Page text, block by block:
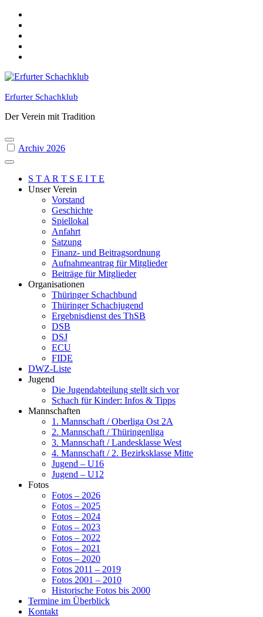
Skip
content
Erfurter Schachklub
Der Verein mit Tradition
Archiv 2026
S T A R T S E I T E
Unser Verein
Vorstand
Geschichte
Spiellokal
Anfahrt
Satzung
Finanz- und Beitragsordnung
Aufnahmeantrag für Mitglieder
Beiträge für Mitglieder
Organisationen
Thüringer Schachbund
Thüringer Schachjugend
Ergebnisdienst des ThSB
DSB
DSJ
ECU
FIDE
DWZ-Liste
Jugend
Die Jugendabteilung stellt sich vor
Schach für Kinder: Infos & Tipps
Mannschaften
1. Mannschaft / Oberliga Ost 2A
2. Mannschaft / Thüringenliga
3. Mannschaft / Landesklasse West
4. Mannschaft / 2. Bezirksklasse Mitte
Jugend – U16
Jugend – U12
Fotos
Fotos – 2026
Fotos – 2025
Fotos – 2024
Fotos – 2023
Fotos – 2022
Fotos – 2021
Fotos – 2020
Fotos 2011 – 2019
Fotos 2001 – 2010
Historische Fotos bis 2000
Termine im Überblick
Kontakt